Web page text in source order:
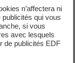
à temps partiel
n’affectera ni
qui vous
si vous
avec lesquels
de publicités EDF